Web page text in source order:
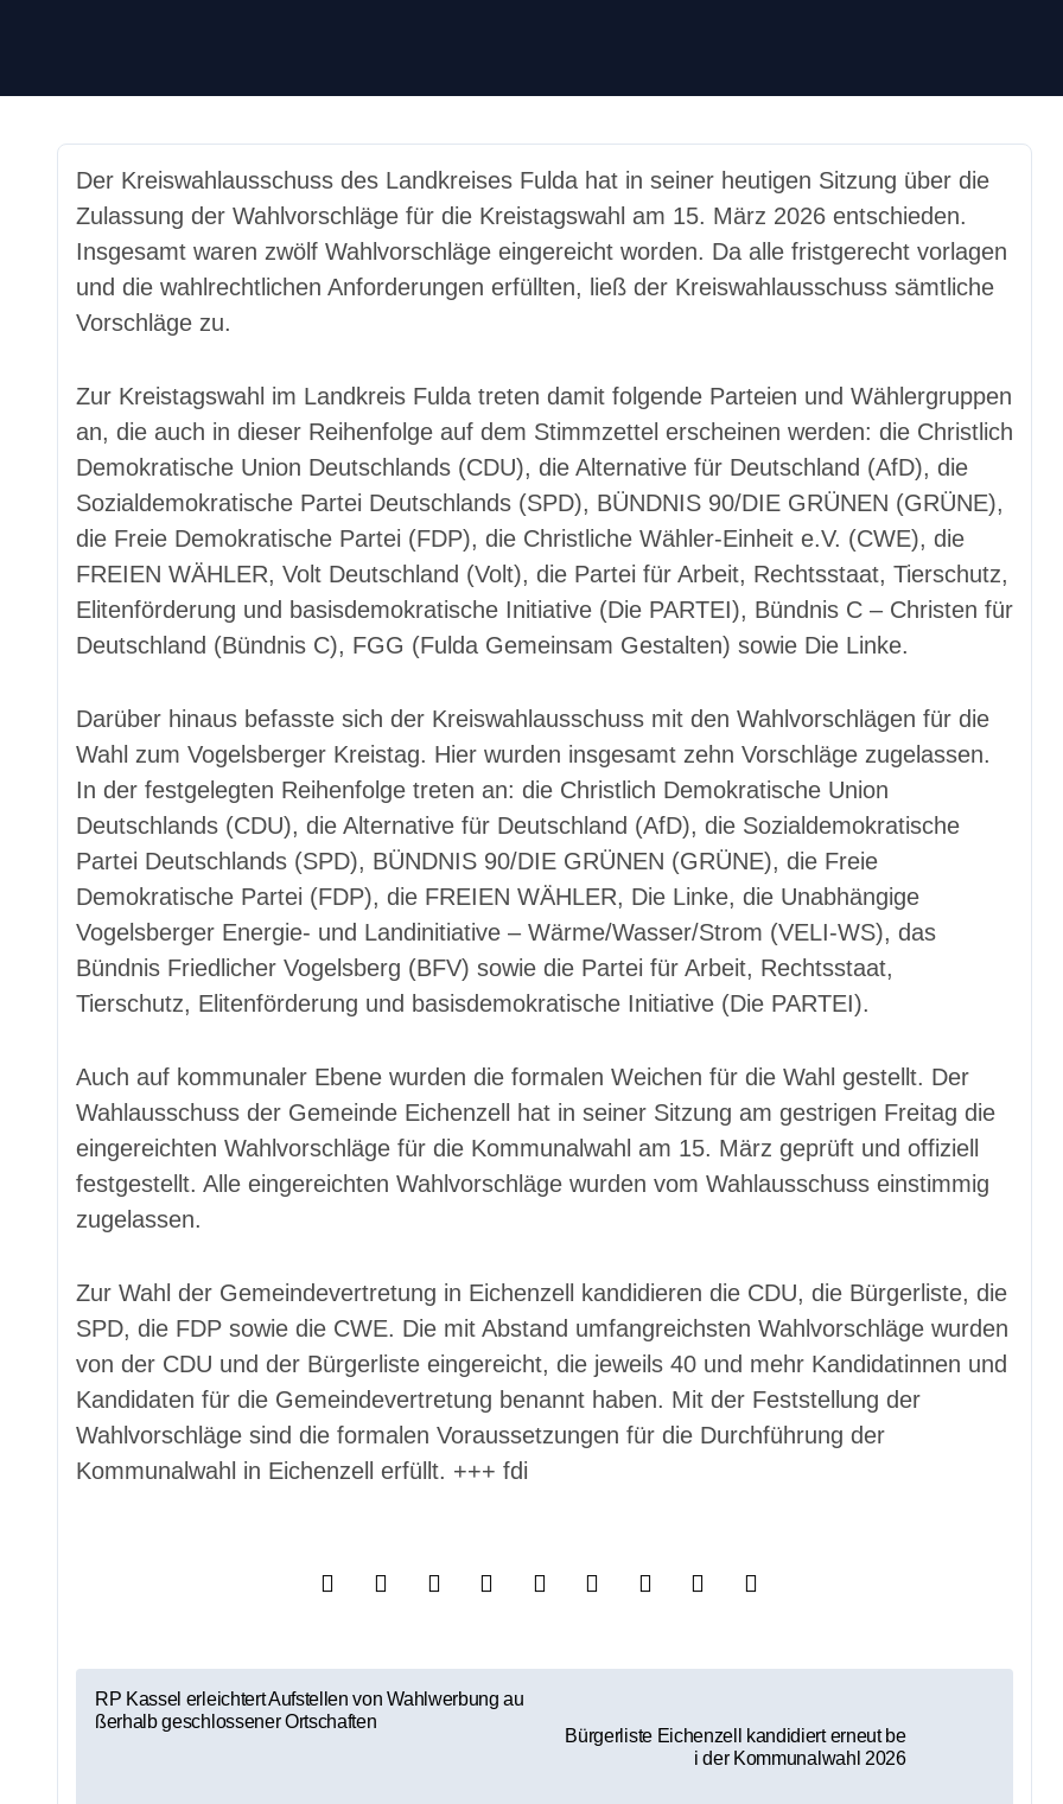
Der Kreiswahlausschuss des Landkreises Fulda hat in seiner heutigen Sitzung über die
Zulassung der Wahlvorschläge für die Kreistagswahl am 15. März 2026 entschieden.
Insgesamt waren zwölf Wahlvorschläge eingereicht worden. Da alle fristgerecht vorlagen
und die wahlrechtlichen Anforderungen erfüllten, ließ der Kreiswahlausschuss sämtliche
Vorschläge zu.
Zur Kreistagswahl im Landkreis Fulda treten damit folgende Parteien und Wählergruppen
an, die auch in dieser Reihenfolge auf dem Stimmzettel erscheinen werden: die Christlich
Demokratische Union Deutschlands (CDU), die Alternative für Deutschland (AfD), die
Sozialdemokratische Partei Deutschlands (SPD), BÜNDNIS 90/DIE GRÜNEN (GRÜNE),
die Freie Demokratische Partei (FDP), die Christliche Wähler-Einheit e.V. (CWE), die
FREIEN WÄHLER, Volt Deutschland (Volt), die Partei für Arbeit, Rechtsstaat, Tierschutz,
Elitenförderung und basisdemokratische Initiative (Die PARTEI), Bündnis C – Christen für
Deutschland (Bündnis C), FGG (Fulda Gemeinsam Gestalten) sowie Die Linke.
Darüber hinaus befasste sich der Kreiswahlausschuss mit den Wahlvorschlägen für die
Wahl zum Vogelsberger Kreistag. Hier wurden insgesamt zehn Vorschläge zugelassen.
In der festgelegten Reihenfolge treten an: die Christlich Demokratische Union
Deutschlands (CDU), die Alternative für Deutschland (AfD), die Sozialdemokratische
Partei Deutschlands (SPD), BÜNDNIS 90/DIE GRÜNEN (GRÜNE), die Freie
Demokratische Partei (FDP), die FREIEN WÄHLER, Die Linke, die Unabhängige
Vogelsberger Energie- und Landinitiative – Wärme/Wasser/Strom (VELI-WS), das
Bündnis Friedlicher Vogelsberg (BFV) sowie die Partei für Arbeit, Rechtsstaat,
Tierschutz, Elitenförderung und basisdemokratische Initiative (Die PARTEI).
Auch auf kommunaler Ebene wurden die formalen Weichen für die Wahl gestellt. Der
Wahlausschuss der Gemeinde Eichenzell hat in seiner Sitzung am gestrigen Freitag die
eingereichten Wahlvorschläge für die Kommunalwahl am 15. März geprüft und offiziell
festgestellt. Alle eingereichten Wahlvorschläge wurden vom Wahlausschuss einstimmig
zugelassen.
Zur Wahl der Gemeindevertretung in Eichenzell kandidieren die CDU, die Bürgerliste, die
SPD, die FDP sowie die CWE. Die mit Abstand umfangreichsten Wahlvorschläge wurden
von der CDU und der Bürgerliste eingereicht, die jeweils 40 und mehr Kandidatinnen und
Kandidaten für die Gemeindevertretung benannt haben. Mit der Feststellung der
Wahlvorschläge sind die formalen Voraussetzungen für die Durchführung der
Kommunalwahl in Eichenzell erfüllt. +++ fdi
BRP Kassel erleichtert Aufstellen von Wahlwerbung au
ßerhalb geschlossener Ortschaften
Bürgerliste Eichenzell kandidiert erneut be
i der Kommunalwahl 2026